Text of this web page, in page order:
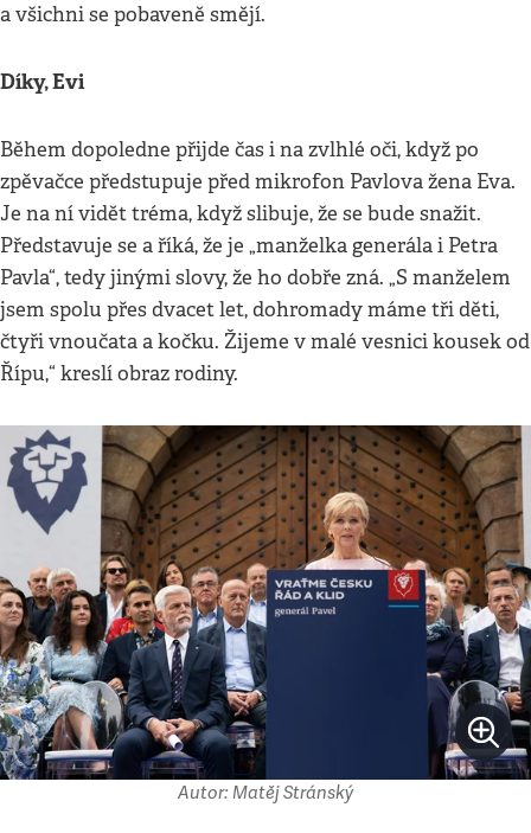
a všichni se pobaveně smějí.
Díky, Evi
Během dopoledne přijde čas i na zvlhlé oči, když po
zpěvačce předstupuje před mikrofon Pavlova žena Eva.
Je na ní vidět tréma, když slibuje, že se bude snažit.
Představuje se a říká, že je „manželka generála i Petra
Pavla“, tedy jinými slovy, že ho dobře zná. „S manželem
jsem spolu přes dvacet let, dohromady máme tři děti,
čtyři vnoučata a kočku. Žijeme v malé vesnici kousek od
Řípu,“ kreslí obraz rodiny.
Autor: Matěj Stránský